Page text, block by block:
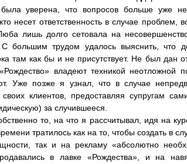
уверена, что вопросов больше уже
несет ответственность в случае проблем,
лишь долго сетовала на
С большим трудом удалось выяснить, что
там как бы и не присутствует. Не был дан
владеют техникой неотложной
Уже позже я узнал, что в случае
клиентов, предоставляя супругам
за случившееся.
то, на что я рассчитывал, идя на
тратилось как на то, чтобы создать в
так и на рекламу «абсолютно
в лавке «Рождества», и на